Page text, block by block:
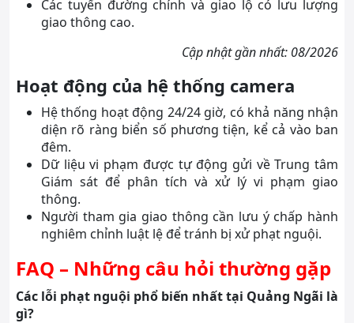
Các tuyến đường chính và giao lộ có lưu lượng
giao thông cao.
Cập nhật gần nhất: 08/2026
Hoạt động của hệ thống camera
Hệ thống hoạt động 24/24 giờ, có khả năng nhận
diện rõ ràng biển số phương tiện, kể cả vào ban
đêm.
Dữ liệu vi phạm được tự động gửi về Trung tâm
Giám sát để phân tích và xử lý vi phạm giao
thông.
Người tham gia giao thông cần lưu ý chấp hành
nghiêm chỉnh luật lệ để tránh bị xử phạt nguội.
FAQ – Những câu hỏi thường gặp
Các lỗi phạt nguội phổ biến nhất tại Quảng Ngãi là
gì?